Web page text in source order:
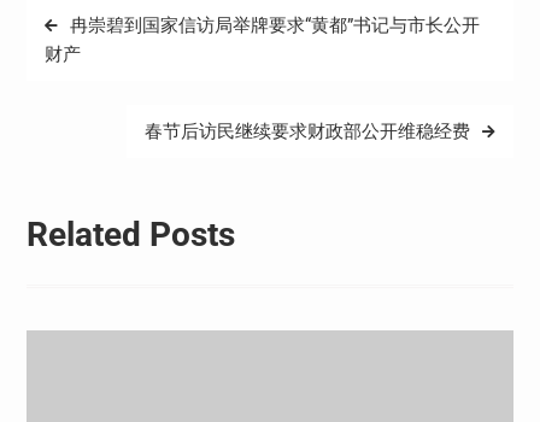
文
章
冉崇碧到国家信访局举牌要求“黄都”书记与市长公开
财产
春节后访民继续要求财政部公开维稳经费
Related Posts